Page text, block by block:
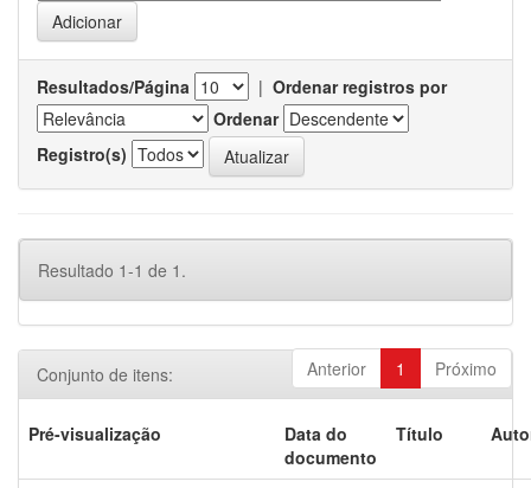
Resultados/Página | Ordenar registros por
Ordenar
Registro(s)
Resultado 1-1 de 1.
Anterior 1 Próximo
Conjunto de itens:
Pré-visualização
Data do
documento
Título